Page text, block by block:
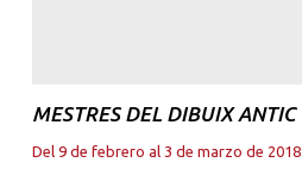
MESTRES DEL DIBUIX ANTIC
Del 9 de febrero al 3 de marzo de 2018